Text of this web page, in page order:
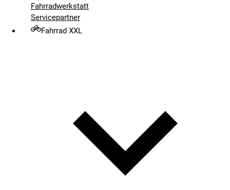
Fahrradwerkstatt
Servicepartner
Fahrrad XXL